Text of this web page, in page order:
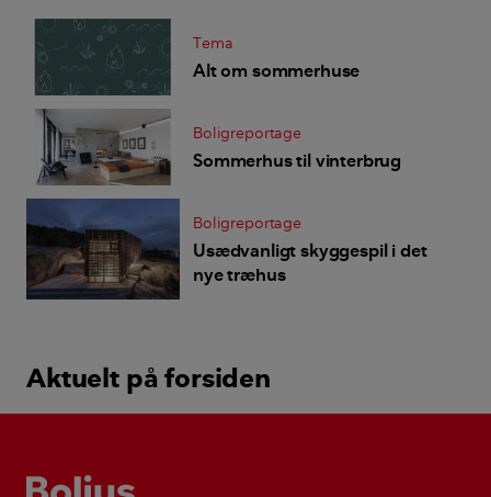
Tema
Alt om sommerhuse
Boligreportage
Sommerhus til vinterbrug
Boligreportage
Usædvanligt skyggespil i det
nye træhus
Aktuelt på forsiden
Bolius